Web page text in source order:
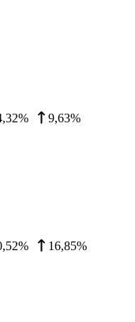
% 9,63%
% 16,85%